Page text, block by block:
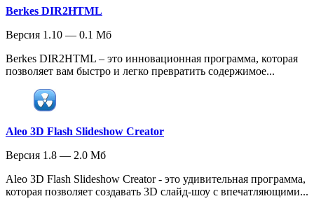
Berkes DIR2HTML
Версия 1.10 — 0.1 Мб
Berkes DIR2HTML – это инновационная программа, которая
позволяет вам быстро и легко превратить содержимое...
Aleo 3D Flash Slideshow Creator
Версия 1.8 — 2.0 Мб
Aleo 3D Flash Slideshow Creator - это удивительная программа,
которая позволяет создавать 3D слайд-шоу с впечатляющими...